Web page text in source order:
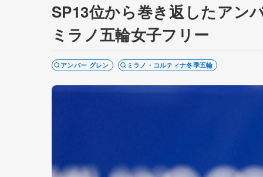
SP13位から巻き返したア
ミラノ五輪女子フリー
アンバー グレン ミラノ・コルティナ冬季五輪